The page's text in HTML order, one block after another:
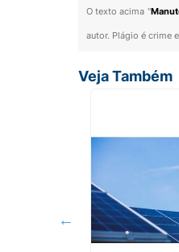
O texto acima "
autor. Plágio é crime
Veja Também